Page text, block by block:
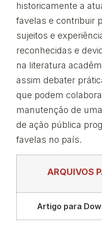
historicamente a
favelas e contribuir
sujeitos e
reconhecidas e
na literatura
assim debater
que podem
manutenção de
de ação pública
favelas no país.
ARQUIVOS
Artigo para